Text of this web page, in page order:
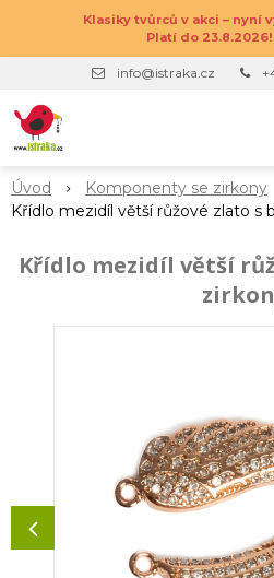
Klasiky tvůrců v akci – nyní
Platí do 23.8.2026!
info@istraka.cz
Úvod Komponenty se zirkony
Křídlo mezidíl větší růžové zlato s
Křídlo mezidíl větší